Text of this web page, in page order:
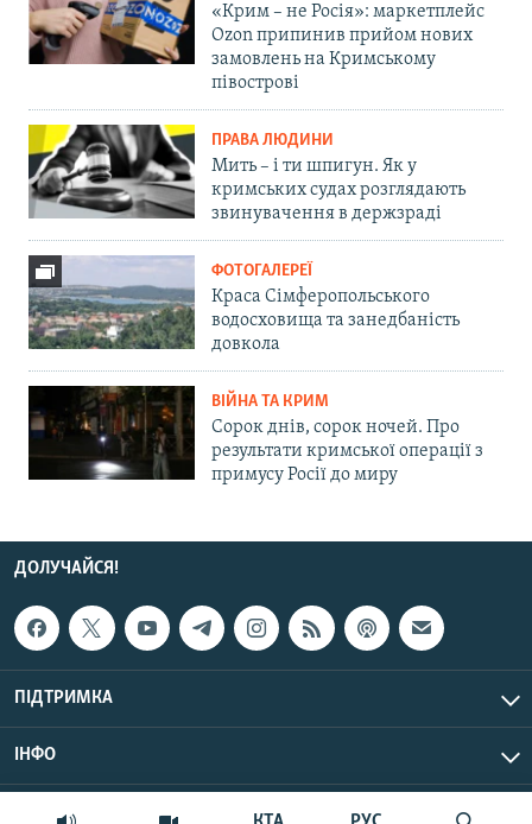
«Крим – не Росія»: маркетплейс
Ozon припинив прийом нових
замовлень на Кримському
півострові
ПРАВА ЛЮДИНИ
Мить – і ти шпигун. Як у
кримських судах розглядають
звинувачення в держзраді
ФОТОГАЛЕРЕЇ
Краса Сімферопольського
водосховища та занедбаність
довкола
ВІЙНА ТА КРИМ
Сорок днів, сорок ночей. Про
результати кримської операції з
примусу Росії до миру
ДОЛУЧАЙСЯ!
ПІДТРИМКА
ІНФО
© Крим.Реалії, 2026 | Усі права застережено.